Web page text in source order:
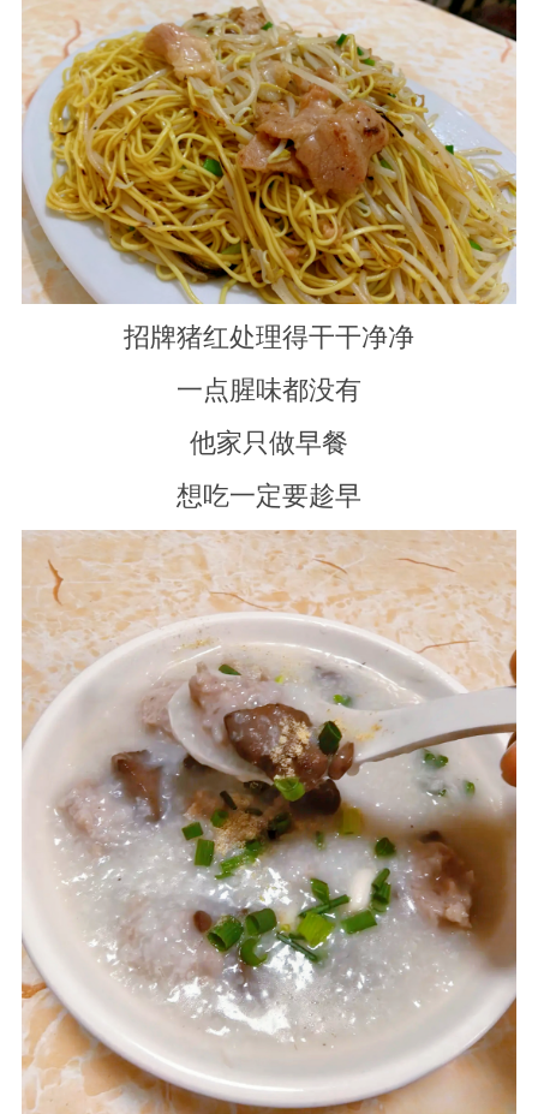
招牌猪红处理得干干净净
一点腥味都没有
他家只做早餐
想吃一定要趁早